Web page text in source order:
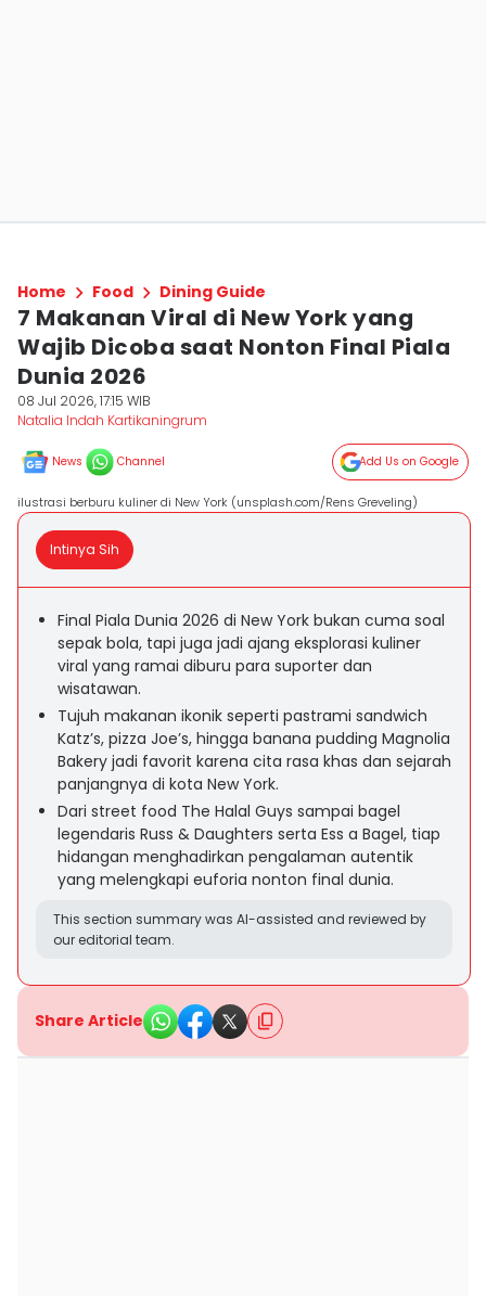
Home Food Dining Guide
7 Makanan Viral di New York yang
Wajib Dicoba saat Nonton Final Piala
Dunia 2026
08 Jul 2026, 17:15 WIB
Natalia Indah Kartikaningrum
News Channel Add Us on Google
ilustrasi berburu kuliner di New York (unsplash.com/Rens Greveling)
Intinya Sih
Final Piala Dunia 2026 di New York bukan cuma soal
sepak bola, tapi juga jadi ajang eksplorasi kuliner
viral yang ramai diburu para suporter dan
wisatawan.
Tujuh makanan ikonik seperti pastrami sandwich
Katz’s, pizza Joe’s, hingga banana pudding Magnolia
Bakery jadi favorit karena cita rasa khas dan sejarah
panjangnya di kota New York.
Dari street food The Halal Guys sampai bagel
legendaris Russ & Daughters serta Ess a Bagel, tiap
hidangan menghadirkan pengalaman autentik
yang melengkapi euforia nonton final dunia.
This section summary was AI-assisted and reviewed by
our editorial team.
Share Article